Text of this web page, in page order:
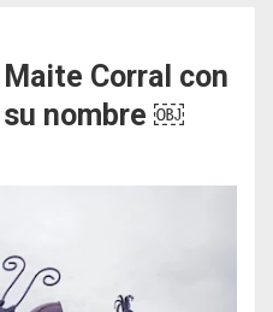
Corral con
su nombre ￼